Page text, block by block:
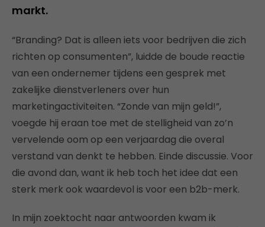
markt.
“Branding? Dat is alleen iets voor bedrijven die zich
richten op consumenten”, luidde de boude reactie
van een ondernemer tijdens een gesprek met
zakelijke dienstverleners over hun
marketingactiviteiten. “Zonde van mijn geld!”,
voegde hij eraan toe met de stelligheid van zo’n
vervelende oom op een verjaardag die overal
verstand van denkt te hebben. Einde discussie. Voor
die avond dan, want ik heb toch het idee dat een
sterk merk ook waardevol is voor een b2b-merk.
In mijn zoektocht naar antwoorden kwam ik